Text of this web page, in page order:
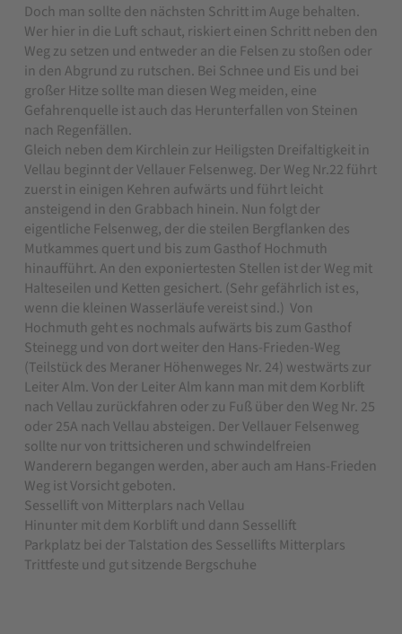
Doch man sollte den nächsten Schritt im Auge behalten.
Wer hier in die Luft schaut, riskiert einen Schritt neben den
Weg zu setzen und entweder an die Felsen zu stoßen oder
in den Abgrund zu rutschen. Bei Schnee und Eis und bei
großer Hitze sollte man diesen Weg meiden, eine
Gefahrenquelle ist auch das Herunterfallen von Steinen
nach Regenfällen.
Gleich neben dem Kirchlein zur Heiligsten Dreifaltigkeit in
Vellau beginnt der Vellauer Felsenweg. Der Weg Nr.22 führt
zuerst in einigen Kehren aufwärts und führt leicht
ansteigend in den Grabbach hinein. Nun folgt der
eigentliche Felsenweg, der die steilen Bergflanken des
Mutkammes quert und bis zum Gasthof Hochmuth
hinaufführt. An den exponiertesten Stellen ist der Weg mit
Halteseilen und Ketten gesichert. (Sehr gefährlich ist es,
wenn die kleinen Wasserläufe vereist sind.) Von
Hochmuth geht es nochmals aufwärts bis zum Gasthof
Steinegg und von dort weiter den Hans-Frieden-Weg
(Teilstück des Meraner Höhenweges Nr. 24) westwärts zur
Leiter Alm. Von der Leiter Alm kann man mit dem Korblift
nach Vellau zurückfahren oder zu Fuß über den Weg Nr. 25
oder 25A nach Vellau absteigen. Der Vellauer Felsenweg
sollte nur von trittsicheren und schwindelfreien
Wanderern begangen werden, aber auch am Hans-Frieden
Weg ist Vorsicht geboten.
Sessellift von Mitterplars nach Vellau
Hinunter mit dem Korblift und dann Sessellift
Parkplatz bei der Talstation des Sessellifts Mitterplars
Trittfeste und gut sitzende Bergschuhe